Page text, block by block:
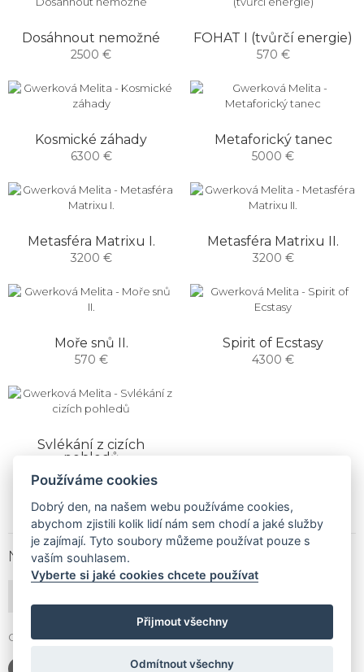
Dosáhnout nemožné
2500 €
FOHAT I (tvůrčí energie)
570 €
Kosmické záhady
6300 €
Metaforický tanec
5000 €
Metasféra Matrixu I.
3200 €
Metasféra Matrixu II.
3200 €
Moře snů II.
570 €
Spirit of Ecstasy
4300 €
Svlékání z cizích
pohledů
1900 €
NEWSLETTER
Gallery Gwerk © Copyright 2017 - 2026 | Dizajn by4MEMEDIA
Používáme cookies
Dobrý den, na našem webu používáme cookies,
abychom zjistili kolik lidí nám sem chodí a jaké služby
je zajímají. Tyto soubory můžeme používat pouze s
vaším souhlasem.
Vyberte si jaké cookies chcete používat
Přijmout všechny
Odmítnout všechny